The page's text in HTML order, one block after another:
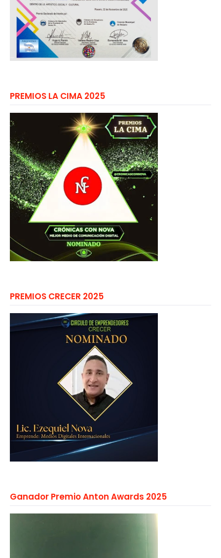
PREMIOS LA CIMA 2025
PREMIOS CRECER 2025
Ganador Premio Anton Awards 2025